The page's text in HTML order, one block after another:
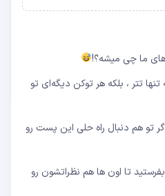
ما چی میشه؟!
تتر ، بلکه هر توکن دیگه‌ای تو
تو هم دنبال راه حلی این پست رو
تا اون ها هم نظراتشون رو